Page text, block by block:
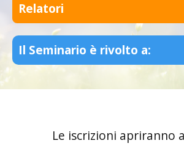
Relatori
Il Seminario è rivolto a:
Le iscrizioni apriranno